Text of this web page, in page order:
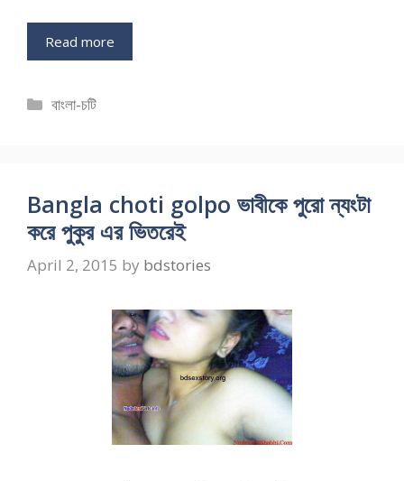
Read more
Categories
বাংলা-চটি
Bangla choti golpo ভাবীকে পুরো ন্যংটা
করে পুকুর এর ভিতরেই
April 2, 2015 by bdstories